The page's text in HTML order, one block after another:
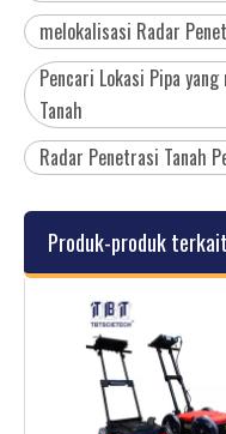
melokalisasi Radar
Pencari Lokasi Pipa
Tanah
Radar Penetrasi Tanah
Produk-produk terkait